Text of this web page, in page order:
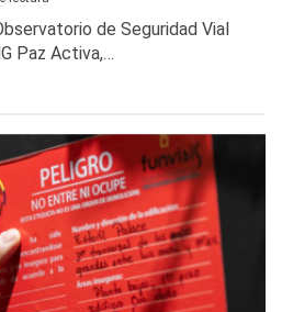
de Seguridad Vial
Paz Activa,…